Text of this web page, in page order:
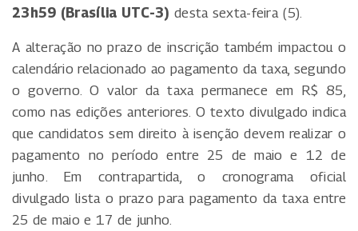
23h59 (Brasília UTC-3) desta sexta-feira (5).
A alteração no prazo de inscrição também impactou o
calendário relacionado ao pagamento da taxa, segundo
o governo. O valor da taxa permanece em R$ 85,
como nas edições anteriores. O texto divulgado indica
que candidatos sem direito à isenção devem realizar o
pagamento no período entre 25 de maio e 12 de
junho. Em contrapartida, o cronograma oficial
divulgado lista o prazo para pagamento da taxa entre
25 de maio e 17 de junho.